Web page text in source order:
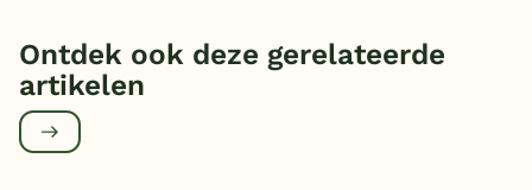
Ontdek ook deze gerelateerde
artikelen